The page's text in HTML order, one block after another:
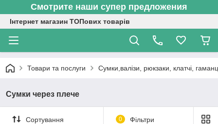
Смотрите наши супер предложения
Інтернет магазин ТОПових товарів
Товари та послуги Сумки,валізи, рюкзаки, клатчі,
Сумки через плече
Сортування 0 Фільтри